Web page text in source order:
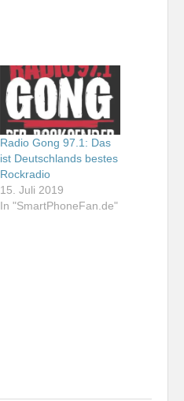
Radio Gong 97.1: Das
ist Deutschlands bestes
Rockradio
15. Juli 2019
In "SmartPhoneFan.de"